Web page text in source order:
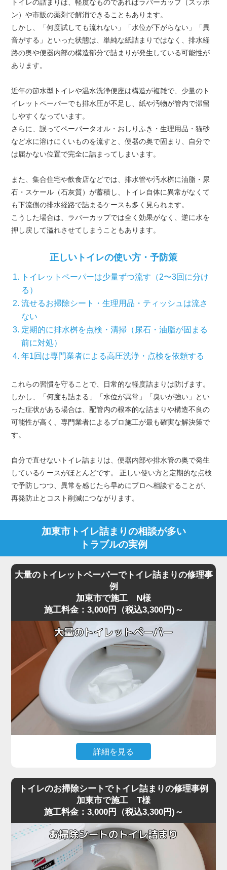
トイレの詰まりは、軽度なものであればラバーカップ（スッポ
ン）や市販の薬剤で解消できることもあります。
しかし、「何度試しても流れない」「水位が下がらない」「異
音がする」といった状態は、単純な紙詰まりではなく、排水経
路の奥や便器内部の構造部分で詰まりが発生している可能性が
あります。
近年の節水型トイレや温水洗浄便座は構造が複雑で、少量のト
イレットペーパーでも排水圧が不足し、紙や汚物が管内で滞留
しやすくなっています。
さらに、誤ってペーパータオル・おしりふき・生理用品・猫砂
など水に溶けにくいものを流すと、便器の奥で固まり、自分で
は届かない位置で完全に詰まってしまいます。
また、集合住宅や飲食店などでは、排水管や汚水桝に油脂・尿
石・スケール（石灰質）が蓄積し、トイレ自体に異常がなくて
も下流側の排水経路で詰まるケースも多く見られます。
こうした場合は、ラバーカップでは全く効果がなく、逆に水を
押し戻して溢れさせてしまうこともあります。
正しいトイレの使い方・予防策
トイレットペーパーは少量ずつ流す（2〜3回に分け
る）
流せるお掃除シート・生理用品・ティッシュは流さ
ない
定期的に排水桝を点検・清掃（尿石・油脂が固まる
前に対処）
年1回は専門業者による高圧洗浄・点検を依頼する
これらの習慣を守ることで、日常的な軽度詰まりは防げます。
しかし、「何度も詰まる」「水位が異常」「臭いが強い」とい
った症状がある場合は、配管内の根本的な詰まりや構造不良の
可能性が高く、専門業者によるプロ施工が最も確実な解決策で
す。
自分で直せないトイレ詰まりは、便器内部や排水管の奥で発生
しているケースがほとんどです。 正しい使い方と定期的な点検
で予防しつつ、異常を感じたら早めにプロへ相談することが、
再発防止とコスト削減につながります。
加東市トイレ詰まりの相談が多い
トラブルの実例
大量のトイレットペーパーでトイレ詰まりの修理事
例
加東市で施工 N様
施工料金：3,000円（税込3,300円)～
詳細を見る
下がらなくなり、トイレが全く使えなくなったというご相
現場に到着して状況を確認すると、便器の奥でペーパーが
大きな塊になっており、ラバーカップでは全く動かないほ
ど強く噛み込んでいる状態でした。
最近の節水型トイレは水量が少ないため、加東市周辺でも
大量のトイレットペーパーがS字カーブの奥で団子状に固
トイレのお掃除シートでトイレ詰まりの修理事例
加東市で施工 T様
施工料金：3,000円（税込3,300円)～